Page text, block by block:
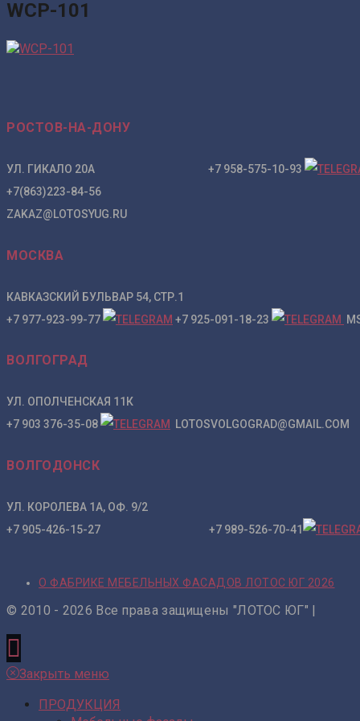
WCP-101
РОСТОВ-НА-ДОНУ
УЛ. ГИКАЛО 20А +7 958-575-10-93
+7(863)223-84-56
ZAKAZ@LOTOSYUG.RU
МОСКВА
КАВКАЗСКИЙ БУЛЬВАР 54, СТР.1
+7 977-923-99-77
+7 925-091-18-23
ВОЛГОГРАД
УЛ. ОПОЛЧЕНСКАЯ 11К
+7 903 376-35-08
LOTOSVOLGOGRAD@GMAIL.COM
ВОЛГОДОНСК
УЛ. КОРОЛЕВА 1А, ОФ. 9/2
+7 905-426-15-27 +7 989-526-70-41
О ФАБРИКЕ МЕБЕЛЬНЫХ ФАСАДОВ ЛОТОС ЮГ 2026
© 2010 - 2026 Все права защищены "ЛОТОС ЮГ" |
Закрыть меню
ПРОДУКЦИЯ